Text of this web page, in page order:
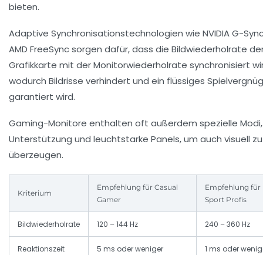
bieten.
Adaptive Synchronisationstechnologien wie NVIDIA G-
AMD FreeSync sorgen dafür, dass die Bildwiederholrate
Grafikkarte mit der Monitorwiederholrate synchronisiert
wodurch Bildrisse verhindert und ein flüssiges
garantiert wird.
Gaming-Monitore enthalten oft außerdem spezielle Modi,
Unterstützung und leuchtstarke Panels, um auch visuell zu
überzeugen.
Kriterium
Empfehlung für Casual
Gamer
Empfehlung für
Sport Profis
Bildwiederholrate 120 – 144 Hz 240 – 360 Hz
Reaktionszeit 5 ms oder weniger 1 ms oder